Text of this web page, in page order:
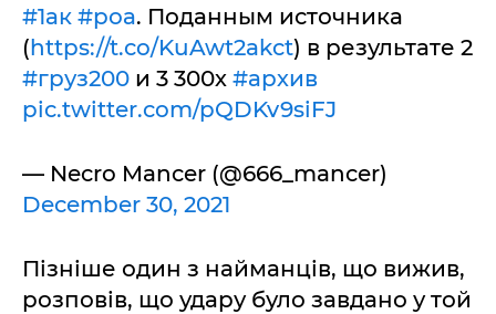
#1ак #роа. Поданным источника
(https://t.co/KuAwt2akct) в результате 2
#груз200 и 3 300х #архив
pic.twitter.com/pQDKv9siFJ
— Necro Mancer (@666_mancer)
December 30, 2021
Пізніше один з найманців, що вижив,
розповів, що удару було завдано у той